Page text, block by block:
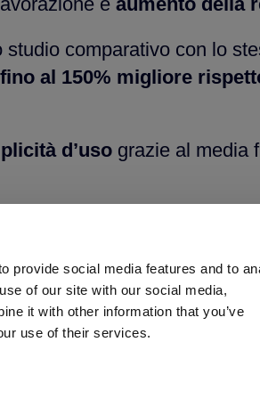
provide social media features and to
of our site with our social media,
it with other information that you’ve
use of their services.
studio comparativo con lo
fino al 150% migliore
d’uso grazie al media
400 mm x 400 mm e sono